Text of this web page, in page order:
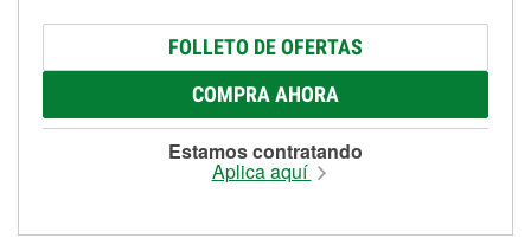
FOLLETO DE OFERTAS
COMPRA AHORA
Estamos contratando
Aplica aquí